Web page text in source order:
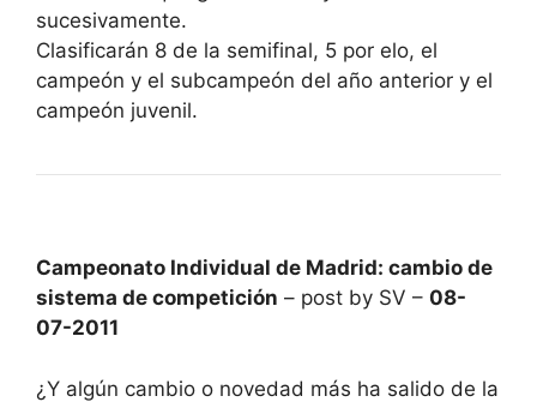
sucesivamente.
Clasificarán 8 de la semifinal, 5 por elo, el
campeón y el subcampeón del año anterior y el
campeón juvenil.
Campeonato Individual de Madrid: cambio de
sistema de competición – post by SV – 08-
07-2011
¿Y algún cambio o novedad más ha salido de la